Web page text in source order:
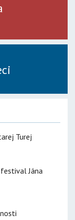
Turej
Jána